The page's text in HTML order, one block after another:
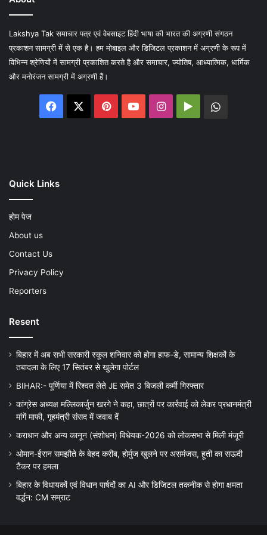
Lakshya Tak समाचार पत्र एवं वेबसाइट हिंदी भाषा की भारत की अग्रणी संगठन
प्रकाशन सामग्री में से एक है। हम मोबाइल और डिजिटल प्रकाशन में अग्रणी के रूप में
विभिन्न श्रेणियों में सामग्री प्रकाशित करते है और समाचार, ज्योतिष, आध्यात्मिक, धार्मिक
और मनोरंजन सामग्री में अग्रणी हैं।
Facebook PinterestYouTubeInstagram
Google
Quick Links
होम पेज
About us
Contact Us
Privacy Policy
Reporters
Resent
बिहार में अब सभी सरकारी स्कूल शनिवार को होगा हाफ-डे, सामान्य शिक्षकों के
तबादला के लिए 17 सितंबर से खुलेगा पोर्टल
BIHAR:- पूर्णिया में रिश्वत लेते JE समेत 3 बिजली कर्मी गिरफ्तार
कांग्रेस अध्यक्ष मल्लिकार्जुन खरगे ने कहा, छात्रों पर कार्रवाई को लेकर प्रधानमंत्री
मांगें माफी, गृहमंत्री संसद में जवाब दें
कराधान और अन्य कानून (संशोधन) विधेयक-2026 को लोकसभा से मिली मंजूरी
ओमान-ईरान समझौते के बेहद करीब, होर्मुज खुलने पर असमंजस, हूती का सऊदी
टैंकर पर हमला
बिहार के विधायकों एवं विधान पार्षदों का AI और डिजिटल तकनीक से होगा क्षमता
वर्द्धन: CM सम्राट